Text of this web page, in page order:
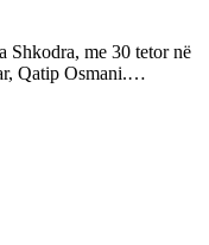
Shkodra, me 30 tetor në
Qatip Osmani.…